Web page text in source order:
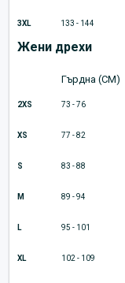
3XL 133 - 144
Жени дрехи
Гърдна (CM)
2XS 73 - 76
XS 77 - 82
S 83 - 88
M 89 - 94
L 95 - 101
XL 102 - 109